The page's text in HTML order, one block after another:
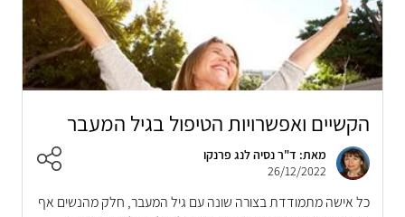
הקשיים ואפשרויות הטיפול בגיל המעבר
מאת: ד"ר נסיה לנג פרנקו
26/12/2022
כל אישה מתמודדת בצורה שונה עם גיל המעבר, חלק מהנשים אף